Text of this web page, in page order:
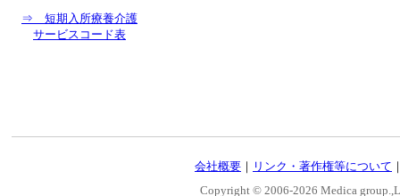
⇒ 短期入所療養介護
サービスコード表
会社概要 ｜ リンク・著作権等について
Copyright © 2006-2026 Medica